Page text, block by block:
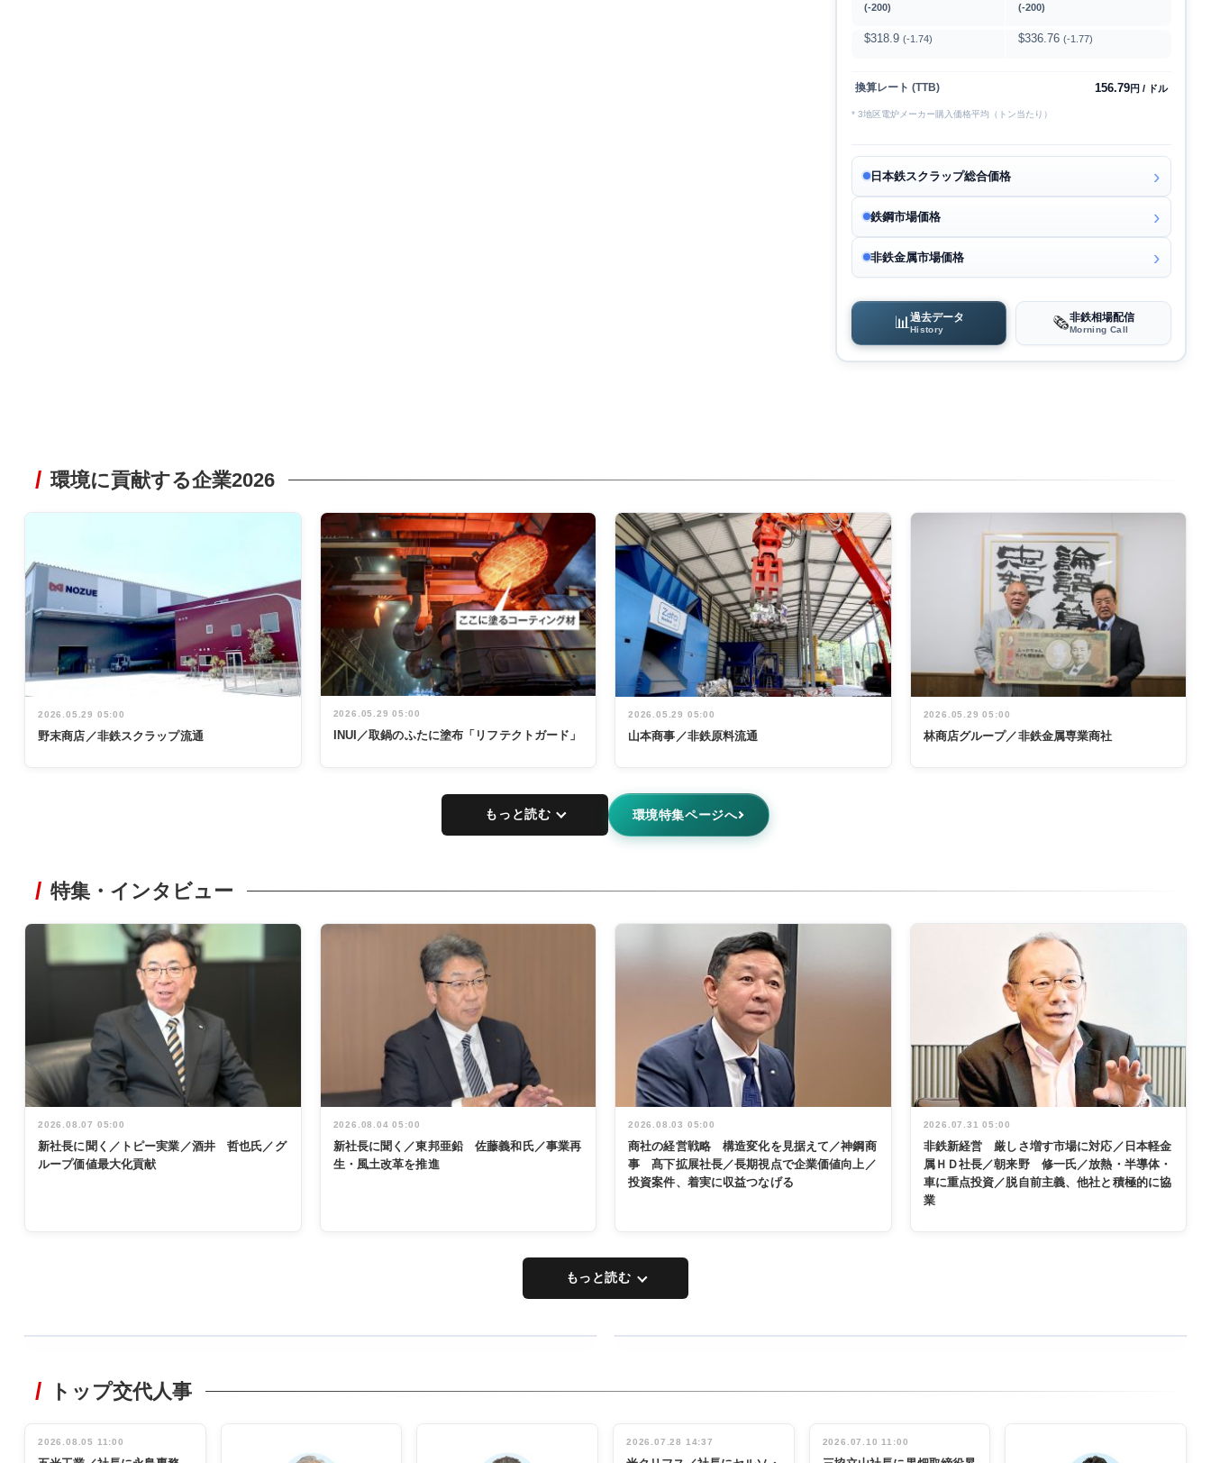
(-200) (-200)
$318.9 (-1.74) $336.76 (-1.77)
換算レート (TTB) 156.79円 / ドル
* 3地区電炉メーカー購入価格平均（トン当たり）
日本鉄スクラップ総合価格
鉄鋼市場価格
非鉄金属市場価格
📊 過去データ
History 🗞️非鉄相場配信
Morning Call
環境に貢献する企業2026
2026.05.29 05:00
野末商店／非鉄スクラップ流通
2026.05.29 05:00
INUI／取鍋のふたに塗布「リフテクトガード」
2026.05.29 05:00
山本商事／非鉄原料流通
2026.05.29 05:00
林商店グループ／非鉄金属専業商社
もっと読む 環境特集ページへ
特集・インタビュー
2026.08.07 05:00
新社長に聞く／トピー実業／酒井 哲也氏／グ
ループ価値最大化貢献
2026.08.04 05:00
新社長に聞く／東邦亜鉛 佐藤義和氏／事業再
生・風土改革を推進
2026.08.03 05:00
商社の経営戦略 構造変化を見据えて／神鋼商
事 髙下拡展社長／長期視点で企業価値向上／
投資案件、着実に収益つなげる
2026.07.31 05:00
非鉄新経営 厳しさ増す市場に対応／日本軽金
属ＨＤ社長／朝来野 修一氏／放熱・半導体・
車に重点投資／脱自前主義、他社と積極的に協
業
もっと読む
非鉄業界で
管理職編
インタビュ
INTERVIEW
念祝う 業界
関係者ら220
トップ交代人事
2026.08.05 11:00 2026.07.28 14:37 2026.07.10 11:00